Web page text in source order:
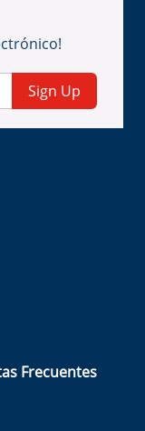
Sign Up
Frecuentes